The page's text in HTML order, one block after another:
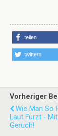
teilen
twittern
Vorheriger
Wie Man So
Laut Furzt -
Geruch!